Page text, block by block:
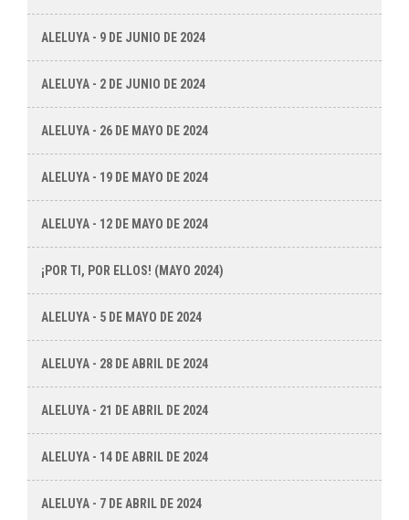
ALELUYA - 9 DE JUNIO DE 2024
ALELUYA - 2 DE JUNIO DE 2024
ALELUYA - 26 DE MAYO DE 2024
ALELUYA - 19 DE MAYO DE 2024
ALELUYA - 12 DE MAYO DE 2024
¡POR TI, POR ELLOS! (MAYO 2024)
ALELUYA - 5 DE MAYO DE 2024
ALELUYA - 28 DE ABRIL DE 2024
ALELUYA - 21 DE ABRIL DE 2024
ALELUYA - 14 DE ABRIL DE 2024
ALELUYA - 7 DE ABRIL DE 2024